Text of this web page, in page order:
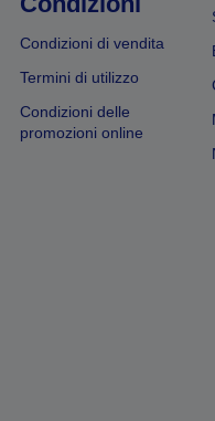
Condizioni di vendita
Termini di utilizzo
Condizioni delle
promozioni online